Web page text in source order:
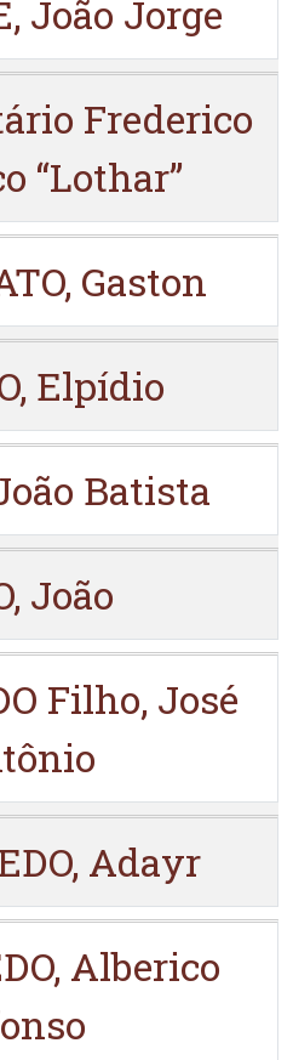
João Jorge
Frederico
“Lothar”
Gaston
Elpídio
Batista
João
Filho, José
Adayr
Alberico